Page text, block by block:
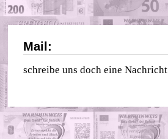
Mail:
schreibe uns doch eine Nachricht